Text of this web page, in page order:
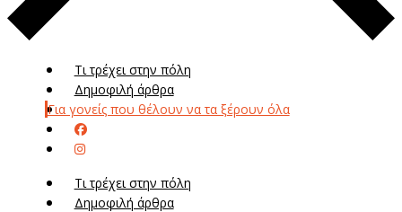
Τι τρέχει στην πόλη
Δημοφιλή άρθρα
Για γονείς που θέλουν να τα ξέρουν όλα
Τι τρέχει στην πόλη
Δημοφιλή άρθρα